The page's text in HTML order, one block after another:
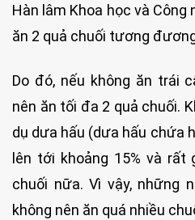
Hàn lâm Khoa học và
ăn 2 quả chuối tương
Do đó, nếu không ăn trái
nên ăn tối đa 2 quả chuối.
dụ dưa hấu (dưa hấu chứa
lên tới khoảng 15% và rất
chuối nữa. Vì vậy, những
không nên ăn quá nhiều